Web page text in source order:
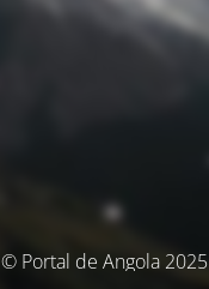
© Portal de Angola 2025